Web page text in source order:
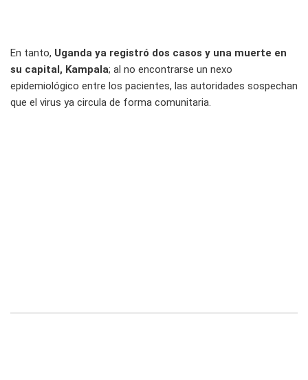
En tanto, Uganda ya registró dos casos y una muerte en
su capital, Kampala; al no encontrarse un nexo
epidemiológico entre los pacientes, las autoridades sospechan
que el virus ya circula de forma comunitaria.